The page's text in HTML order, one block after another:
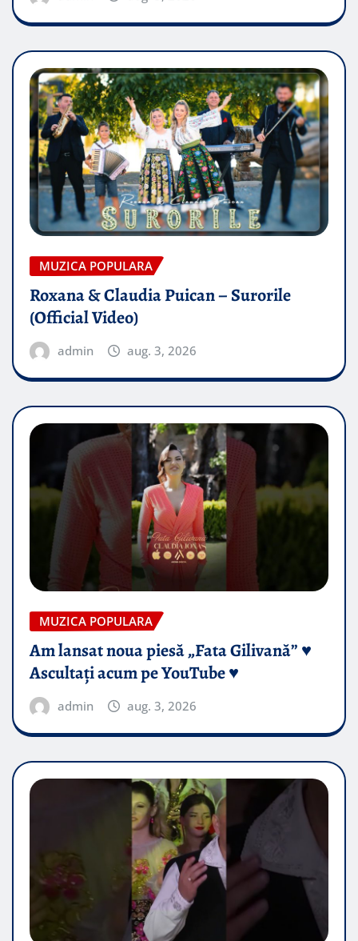
MUZICA POPULARA
Roxana & Claudia Puican – Surorile
(Official Video)
admin aug. 3, 2026
MUZICA POPULARA
Am lansat noua piesă „Fata Gilivană” ♥️
Ascultați acum pe YouTube ♥️
admin aug. 3, 2026